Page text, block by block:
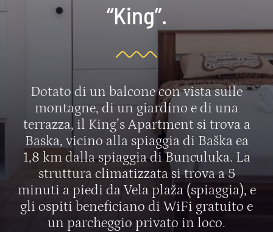
“King”.
Dotato di un balcone con vista sulle
montagne, di un giardino e di una
terrazza, il King’s Apartment si trova a
Baska, vicino alla spiaggia di Baška ea
1,8 km dalla spiaggia di Bunculuka. La
struttura climatizzata si trova a 5
minuti a piedi da Vela plaža (spiaggia), e
gli ospiti beneficiano di WiFi gratuito e
un parcheggio privato in loco.